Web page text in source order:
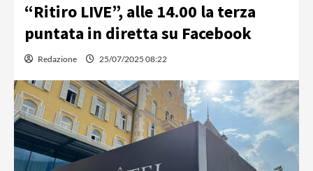
“Ritiro LIVE”, alle 14.00 la terza
puntata in diretta su Facebook
Redazione 25/07/2025 08:22